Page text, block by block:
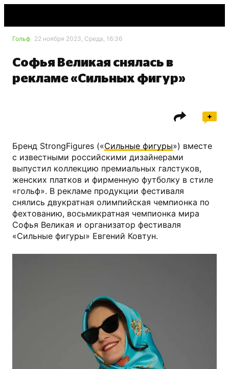
Гольф 22 ноября 2023, Среда, 16:36
Софья Великая снялась в
рекламе «Сильных фигур»
Бренд StrongFigures («Сильные фигуры») вместе
с известными российскими дизайнерами
выпустил коллекцию премиальных галстуков,
женских платков и фирменную футболку в стиле
«гольф». В рекламе продукции фестиваля
снялись двукратная олимпийская чемпионка по
фехтованию, восьмикратная чемпионка мира
Софья Великая и организатор фестиваля
«Сильные фигуры» Евгений Ковтун.